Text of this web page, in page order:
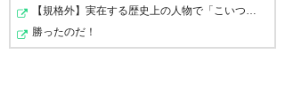
— ブラックコーヒー@がんばろ
う九州 (blackco24781853)
れてるところを見るのも😂出来
ないなんて😭 鳥栖で戦ってくれ
【規格外】実在する歴史上の人物で「こいつチートだろ…」…
勝ったのだ！